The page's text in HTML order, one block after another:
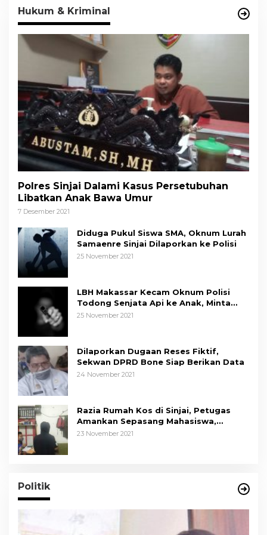
Hukum & Kriminal
Polres Sinjai Dalami Kasus Persetubuhan
Libatkan Anak Bawa Umur
7 Desember 2021
Diduga Pukul Siswa SMA, Oknum Lurah
Samaenre Sinjai Dilaporkan ke Polisi
25 November 2021
LBH Makassar Kecam Oknum Polisi
Todong Senjata Api ke Anak, Minta
Kapolda Sulsel Tindak Tegas
25 November 2021
Dilaporkan Dugaan Reses Fiktif,
Sekwan DPRD Bone Siap Berikan Data
24 November 2021
Razia Rumah Kos di Sinjai, Petugas
Amankan Sepasang Mahasiswa,
Mengaku Berpacaran
23 November 2021
Politik